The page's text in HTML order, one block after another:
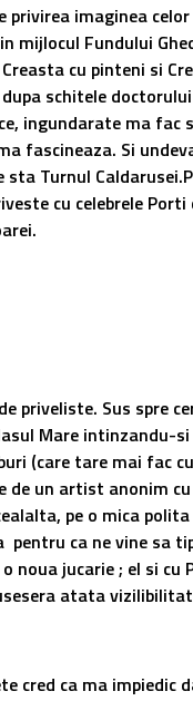
privirea imaginea
mijlocul Fundului
cu pinteni si
schitele
ingundarate ma fac
fascineaza. Si
Turnul
cu celebrele Porti
priveliste. Sus spre
Mare intinzandu-
(care tare mai fac
de un artist anonim
pe o mica
pentru ca ne vine sa
noua jucarie ; el si cu
atata
cred ca ma impiedic